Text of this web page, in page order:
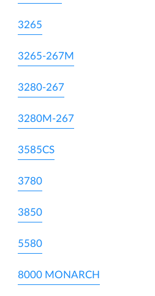
3265
3265-267M
3280-267
3280M-267
3585CS
3780
3850
5580
8000 MONARCH